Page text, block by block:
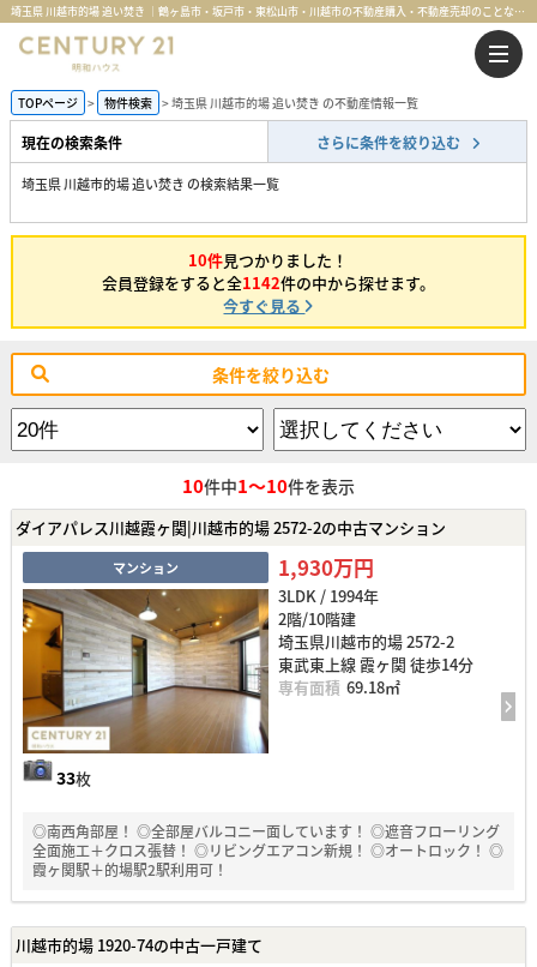
埼玉県 川越市的場 追い焚き ｜鶴ヶ島市・坂戸市・東松山市・川越市の不動産購入・不動産売却のことならセンチュリー21明和ハウス
TOPページ 物件検索 埼玉県 川越市的場 追い焚き の不動産情報一覧
現在の検索条件 さらに条件を絞り込む
埼玉県 川越市的場 追い焚き の検索結果一覧
10件見つかりました！
会員登録をすると全1142件の中から探せます。
今すぐ見る
条件を絞り込む
10件中1～10件を表示
ダイアパレス川越霞ヶ関|川越市的場 2572-2の中古マンション
マンション
33枚
1,930万円
3LDK / 1994年
2階/10階建
埼玉県川越市的場 2572-2
東武東上線 霞ヶ関 徒歩14分
専有面積 69.18㎡
◎南西角部屋！ ◎全部屋バルコニー面しています！ ◎遮音フローリング
全面施工＋クロス張替！ ◎リビングエアコン新規！ ◎オートロック！ ◎
霞ヶ関駅＋的場駅2駅利用可！
川越市的場 1920-74の中古一戸建て